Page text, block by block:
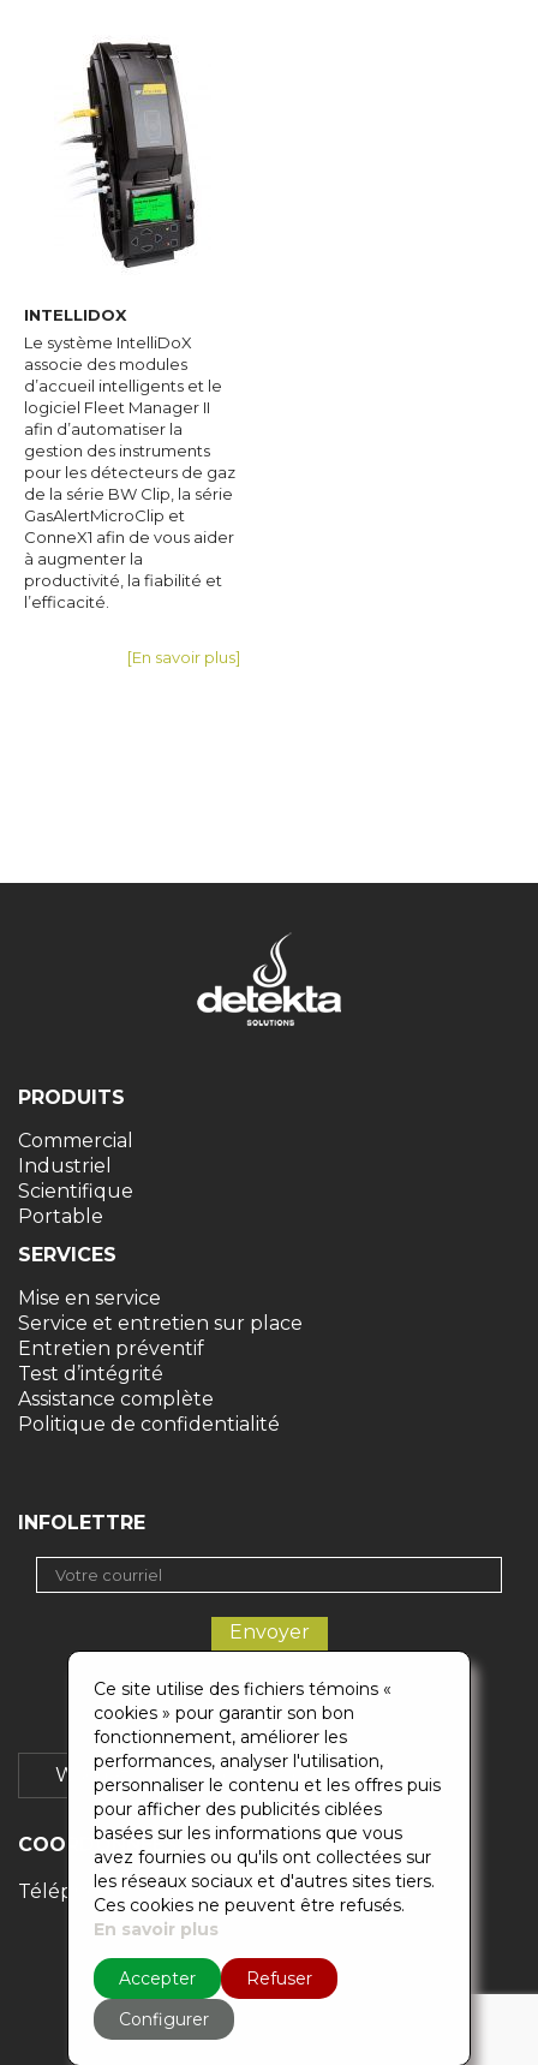
INTELLIDOX
Le système IntelliDoX
associe des modules
d’accueil intelligents et le
logiciel Fleet Manager II
afin d’automatiser la
gestion des instruments
pour les détecteurs de gaz
de la série BW Clip, la série
GasAlertMicroClip et
ConneX1 afin de vous aider
à augmenter la
productivité, la fiabilité et
l’efficacité.
[En savoir plus]
PRODUITS
Commercial
Industriel
Scientifique
Portable
SERVICES
Mise en service
Service et entretien sur place
Entretien préventif
Test d’intégrité
Assistance complète
Politique de confidentialité
INFOLETTRE
Wikigaz Soumission
COORDONNÉES
Téléphones :514-500-0883 / 418-871-6829
Ce site utilise des fichiers témoins «
cookies » pour garantir son bon
fonctionnement, améliorer les
performances, analyser l'utilisation,
personnaliser le contenu et les offres puis
pour afficher des publicités ciblées
basées sur les informations que vous
avez fournies ou qu'ils ont collectées sur
les réseaux sociaux et d'autres sites tiers.
Ces cookies ne peuvent être refusés.
En savoir plus
Accepter
Refuser
Configurer